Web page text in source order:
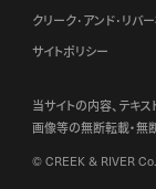
クリーク･アンド･リバ
サイトポリシー
当サイトの内容、テキス
画像等の無断転載・無
© CREEK & RIVER